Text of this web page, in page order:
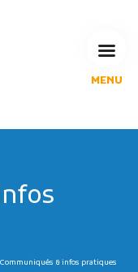
MENU
Communiqués & infos pratiques